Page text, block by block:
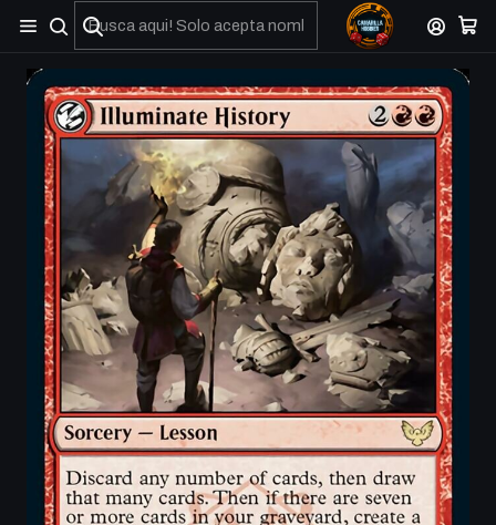
No olviden reportar sus depositos y transferencias por Whatsapp